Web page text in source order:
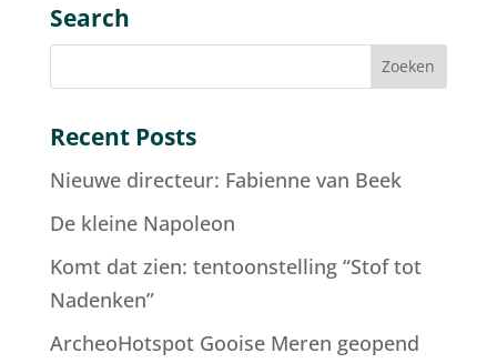
Search
Recent Posts
Nieuwe directeur: Fabienne van Beek
De kleine Napoleon
Komt dat zien: tentoonstelling “Stof tot
Nadenken”
ArcheoHotspot Gooise Meren geopend